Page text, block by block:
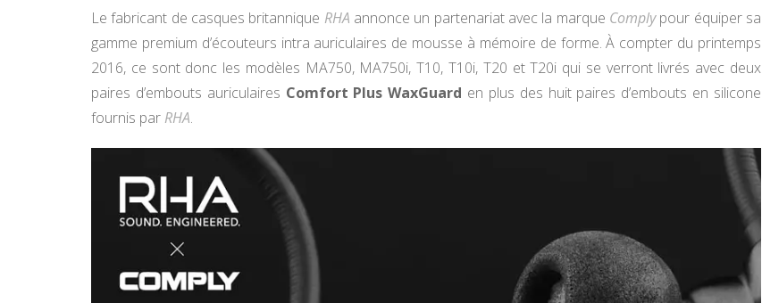
Le fabricant de casques britannique RHA annonce un partenariat avec la marque Complypour équiper sa
gamme premium d’écouteurs intra auriculaires de mousse à mémoire de forme. À compter du printemps
2016, ce sont donc les modèles MA750, MA750i, T10, T10i, T20 et T20i qui se verront livrés avec deux
paires d’embouts auriculaires Comfort Plus WaxGuard en plus des huit paires d’embouts en silicone
fournis par RHA.